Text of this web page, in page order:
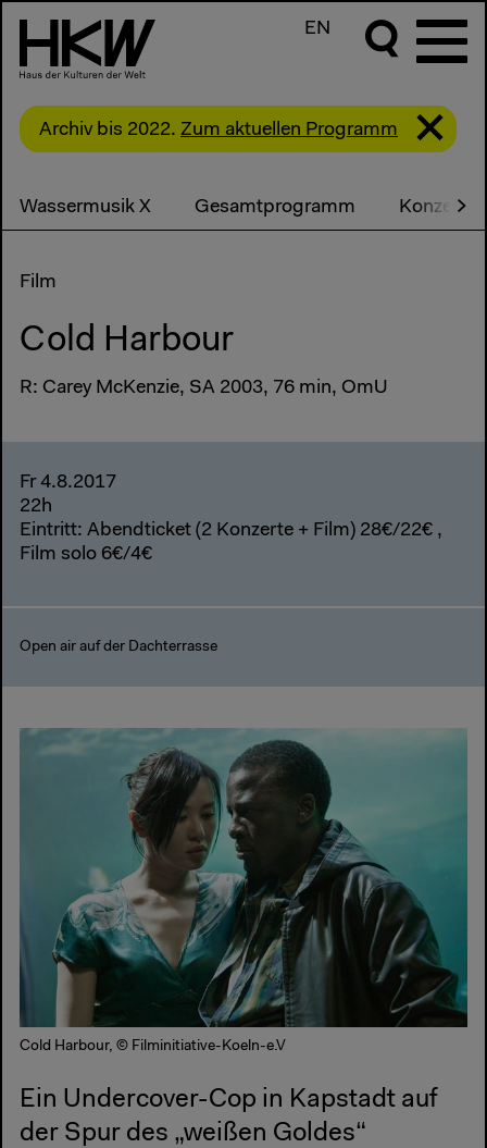
EN
Archiv bis 2022. Zum aktuellen Programm
Wassermusik X Gesamtprogramm Konzerte
Film
Cold Harbour
R: Carey McKenzie, SA 2003, 76 min, OmU
Fr 4.8.2017
22h
Eintritt: Abendticket (2 Konzerte + Film) 28€/22€ ,
Film solo 6€/4€
Open air auf der Dachterrasse
Cold Harbour, © Filminitiative-Koeln-e.V
Ein Undercover-Cop in Kapstadt auf
der Spur des „weißen Goldes“